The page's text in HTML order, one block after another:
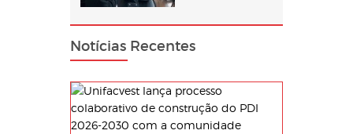
Notícias Recentes